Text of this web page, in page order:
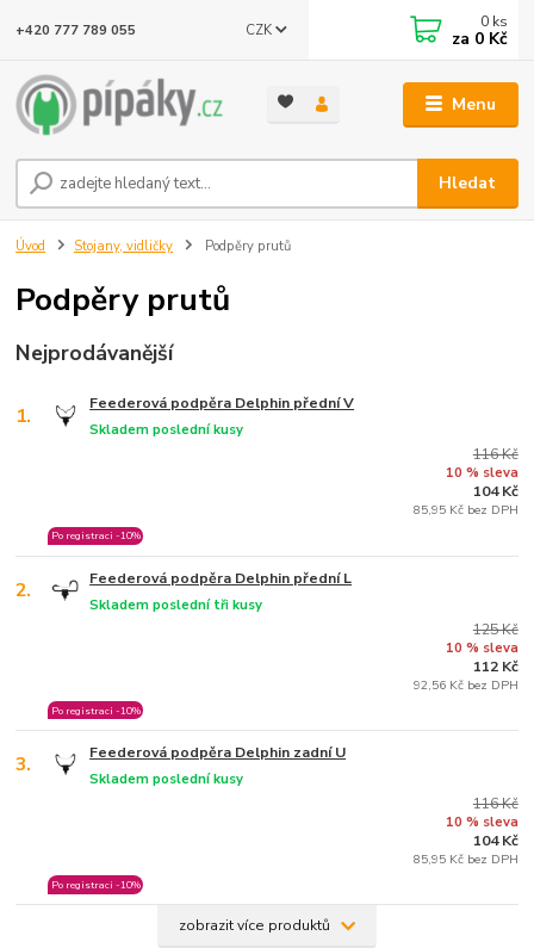
Menu
CZK
Hledat
+420 777 789 055 0 ks
za 0 Kč
Úvod Stojany, vidličky Podpěry prutů
Podpěry prutů
Nejprodávanější
1. Feederová podpěra Delphin přední V
Skladem poslední kusy
Po registraci -10%
116 Kč
10 % sleva
104 Kč
85,95 Kč bez DPH
2. Feederová podpěra Delphin přední L
Skladem poslední tři kusy
Po registraci -10%
125 Kč
10 % sleva
112 Kč
92,56 Kč bez DPH
3. Feederová podpěra Delphin zadní U
Skladem poslední kusy
Po registraci -10%
116 Kč
10 % sleva
104 Kč
85,95 Kč bez DPH
zobrazit více produktů